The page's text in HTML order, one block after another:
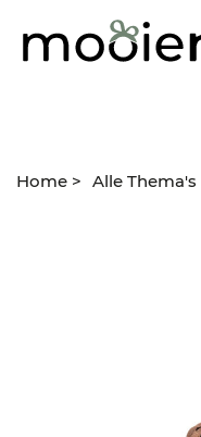
Home > Alle Thema's